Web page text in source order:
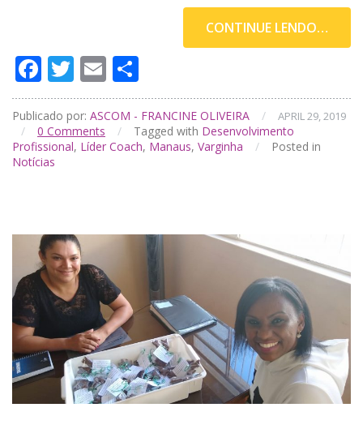
CONTINUE LENDO…
Facebook
Twitter
Email
Publicado por: ASCOM - FRANCINE OLIVEIRA / APRIL 29, 2019
/ 0 Comments / Tagged with Desenvolvimento
Profissional, Líder Coach, Manaus, Varginha /
Posted in
Notícias